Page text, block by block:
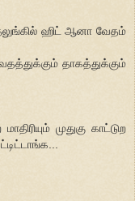
ஹிட் ஆனா வேதம்
தாகத்துக்கும்
முதுகு காட்டுற